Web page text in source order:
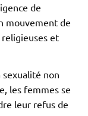
de
mouvement de
religieuses et
sexualité non
les femmes se
leur refus de